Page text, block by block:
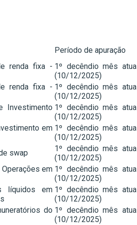
Período de apuração
renda fixa - 1º decêndio mês
(10/12/2025)
renda fixa - 1º decêndio mês
(10/12/2025)
Investimento 1º decêndio mês
(10/12/2025)
em 1º decêndio mês
(10/12/2025)
swap
1º decêndio mês
(10/12/2025)
em 1º decêndio mês
(10/12/2025)
líquidos em 1º decêndio mês
(10/12/2025)
do 1º decêndio mês
(10/12/2025)